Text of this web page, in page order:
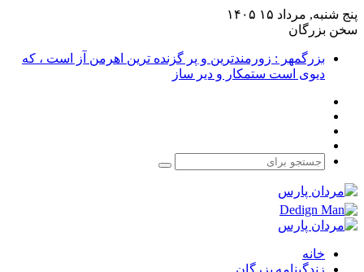
پنج شنبه, مرداد ۱۵ ۱۴۰۵
سخن بزرگان
بزرگمهر : زورمندترین و پر گزنده ترین اهرمن آز است ، که
دیوی است ستمکار و دیر ساز
جستجو
خانه